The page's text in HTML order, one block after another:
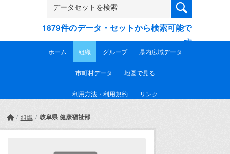
1879件のデータ・セットから検索可能で
す
ホーム 組織 グループ 県内広域データ
市町村データ 地図で見る
利用方法・利用規約 リンク
組織 岐阜県 健康福祉部